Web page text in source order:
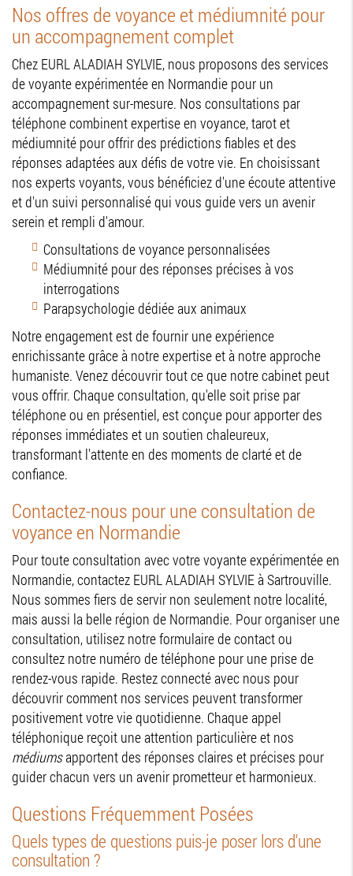
Nos offres de voyance et médiumnité pour
un accompagnement complet
Chez EURL ALADIAH SYLVIE, nous proposons des services
de voyante expérimentée en Normandie pour un
accompagnement sur-mesure. Nos consultations par
téléphone combinent expertise en voyance, tarot et
médiumnité pour offrir des prédictions fiables et des
réponses adaptées aux défis de votre vie. En choisissant
nos experts voyants, vous bénéficiez d'une écoute attentive
et d'un suivi personnalisé qui vous guide vers un avenir
serein et rempli d'amour.
Consultations de voyance personnalisées
Médiumnité pour des réponses précises à vos
interrogations
Parapsychologie dédiée aux animaux
Notre engagement est de fournir une expérience
enrichissante grâce à notre expertise et à notre approche
humaniste. Venez découvrir tout ce que notre cabinet peut
vous offrir. Chaque consultation, qu'elle soit prise par
téléphone ou en présentiel, est conçue pour apporter des
réponses immédiates et un soutien chaleureux,
transformant l'attente en des moments de clarté et de
confiance.
Contactez-nous pour une consultation de
voyance en Normandie
Pour toute consultation avec votre voyante expérimentée en
Normandie, contactez EURL ALADIAH SYLVIE à Sartrouville.
Nous sommes fiers de servir non seulement notre localité,
mais aussi la belle région de Normandie. Pour organiser une
consultation, utilisez notre formulaire de contact ou
consultez notre numéro de téléphone pour une prise de
rendez-vous rapide. Restez connecté avec nous pour
découvrir comment nos services peuvent transformer
positivement votre vie quotidienne. Chaque appel
téléphonique reçoit une attention particulière et nos
médiumsapportent des réponses claires et précises pour
guider chacun vers un avenir prometteur et harmonieux.
Questions Fréquemment Posées
Quels types de questions puis-je poser lors d'une
consultation ?